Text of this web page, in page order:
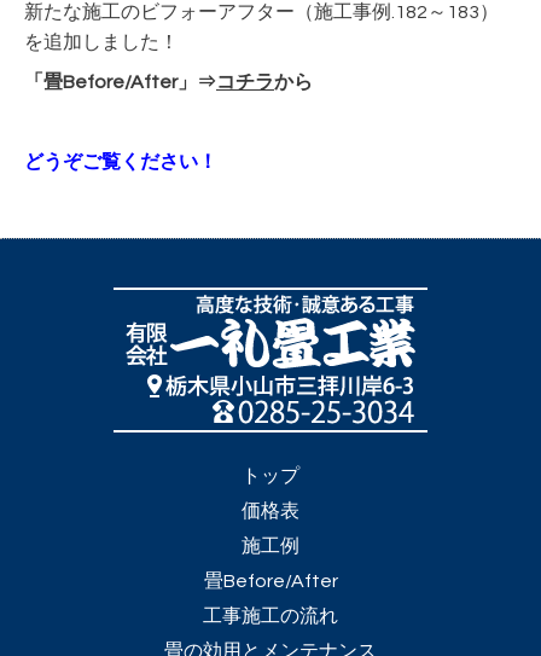
新たな施工のビフォーアフター（施工事例.182～183）
を追加しました！
「畳Before/After」⇒コチラから
どうぞご覧ください！
トップ
価格表
施工例
畳Before/After
工事施工の流れ
畳の効用とメンテナンス